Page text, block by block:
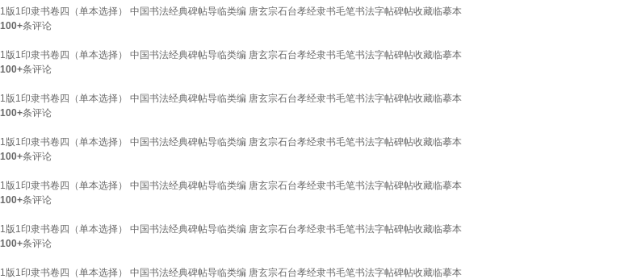
1版1印隶书卷四（单本选择） 中国书法经典碑帖导临类编 唐玄宗石台孝经隶书毛笔书法字帖碑帖收藏临摹本
100+条评论
1版1印隶书卷四（单本选择） 中国书法经典碑帖导临类编 唐玄宗石台孝经隶书毛笔书法字帖碑帖收藏临摹本
100+条评论
1版1印隶书卷四（单本选择） 中国书法经典碑帖导临类编 唐玄宗石台孝经隶书毛笔书法字帖碑帖收藏临摹本
100+条评论
1版1印隶书卷四（单本选择） 中国书法经典碑帖导临类编 唐玄宗石台孝经隶书毛笔书法字帖碑帖收藏临摹本
100+条评论
1版1印隶书卷四（单本选择） 中国书法经典碑帖导临类编 唐玄宗石台孝经隶书毛笔书法字帖碑帖收藏临摹本
100+条评论
1版1印隶书卷四（单本选择） 中国书法经典碑帖导临类编 唐玄宗石台孝经隶书毛笔书法字帖碑帖收藏临摹本
100+条评论
1版1印隶书卷四（单本选择） 中国书法经典碑帖导临类编 唐玄宗石台孝经隶书毛笔书法字帖碑帖收藏临摹本